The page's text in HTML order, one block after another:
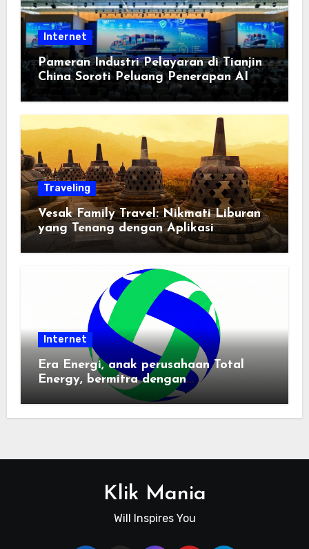
Internet
Pameran Industri Pelayaran di Tianjin
China Soroti Peluang Penerapan AI
Traveling
Vesak Family Travel: Nikmati Liburan
yang Tenang dengan Aplikasi
Pemindai PDF
Internet
Era Energi, anak perusahaan Total
Energy, bermitra dengan
Zhuochuangtong untuk mempercepat
Klik Mania
Will Inspires You